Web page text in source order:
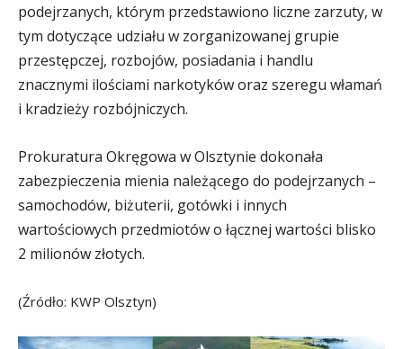
podejrzanych, którym przedstawiono liczne zarzuty, w
tym dotyczące udziału w zorganizowanej grupie
przestępczej, rozbojów, posiadania i handlu
znacznymi ilościami narkotyków oraz szeregu włamań
i kradzieży rozbójniczych.
Prokuratura Okręgowa w Olsztynie dokonała
zabezpieczenia mienia należącego do podejrzanych –
samochodów, biżuterii, gotówki i innych
wartościowych przedmiotów o łącznej wartości blisko
2 milionów złotych.
(Źródło: KWP Olsztyn)